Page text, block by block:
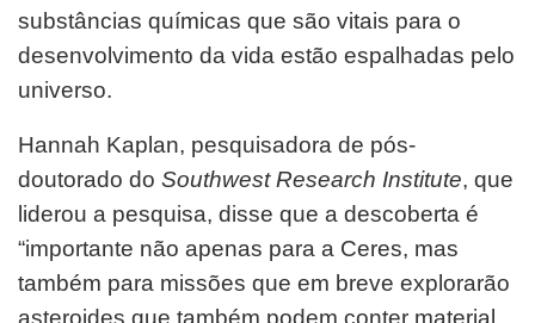
substâncias químicas que são vitais para o
desenvolvimento da vida estão espalhadas pelo
universo.
Hannah Kaplan, pesquisadora de pós-
doutorado do Southwest Research Institute, que
liderou a pesquisa, disse que a descoberta é
“importante não apenas para a Ceres, mas
também para missões que em breve explorarão
asteroides que também podem conter material